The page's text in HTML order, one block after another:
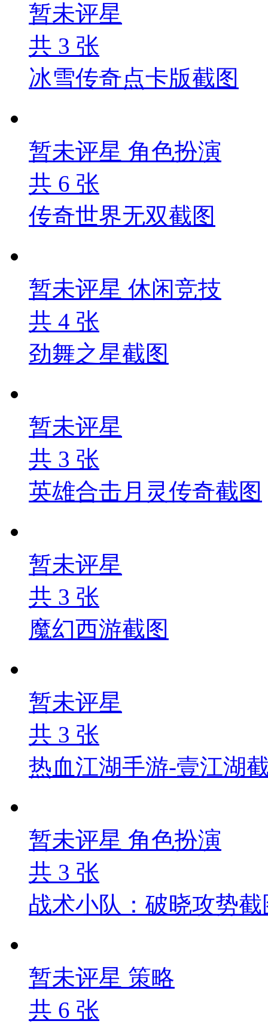
暂未评星
共 3 张
冰雪传奇点卡版截图
暂未评星 角色扮演
共 6 张
传奇世界无双截图
暂未评星 休闲竞技
共 4 张
劲舞之星截图
暂未评星
共 3 张
英雄合击月灵传奇截图
暂未评星
共 3 张
魔幻西游截图
暂未评星
共 3 张
热血江湖手游-壹江湖
暂未评星 角色扮演
共 3 张
战术小队：破晓攻势截
暂未评星 策略
共 6 张